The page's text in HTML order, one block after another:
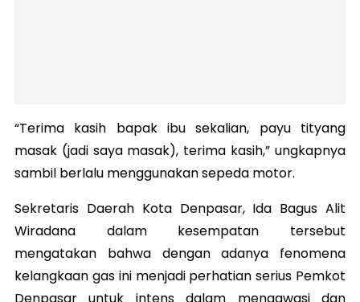
“Terima kasih bapak ibu sekalian, payu tityang
masak (jadi saya masak), terima kasih,” ungkapnya
sambil berlalu menggunakan sepeda motor.
Sekretaris Daerah Kota Denpasar, Ida Bagus Alit
Wiradana dalam kesempatan tersebut
mengatakan bahwa dengan adanya fenomena
kelangkaan gas ini menjadi perhatian serius Pemkot
Denpasar untuk intens dalam mengawasi dan